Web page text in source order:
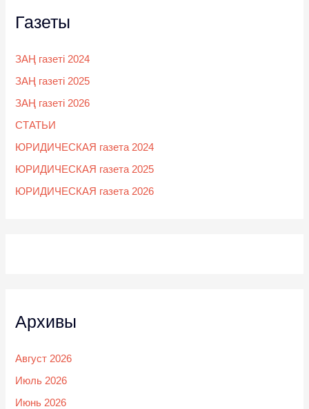
Газеты
ЗАҢ газеті 2024
ЗАҢ газеті 2025
ЗАҢ газеті 2026
СТАТЬИ
ЮРИДИЧЕСКАЯ газета 2024
ЮРИДИЧЕСКАЯ газета 2025
ЮРИДИЧЕСКАЯ газета 2026
Архивы
Август 2026
Июль 2026
Июнь 2026